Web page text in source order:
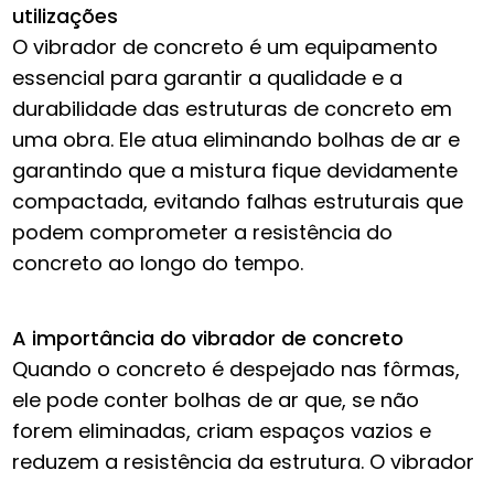
utilizações
O vibrador de concreto é um equipamento
essencial para garantir a qualidade e a
durabilidade das estruturas de concreto em
uma obra. Ele atua eliminando bolhas de ar e
garantindo que a mistura fique devidamente
compactada, evitando falhas estruturais que
podem comprometer a resistência do
concreto ao longo do tempo.
A importância do vibrador de concreto
Quando o concreto é despejado nas fôrmas,
ele pode conter bolhas de ar que, se não
forem eliminadas, criam espaços vazios e
reduzem a resistência da estrutura. O vibrador